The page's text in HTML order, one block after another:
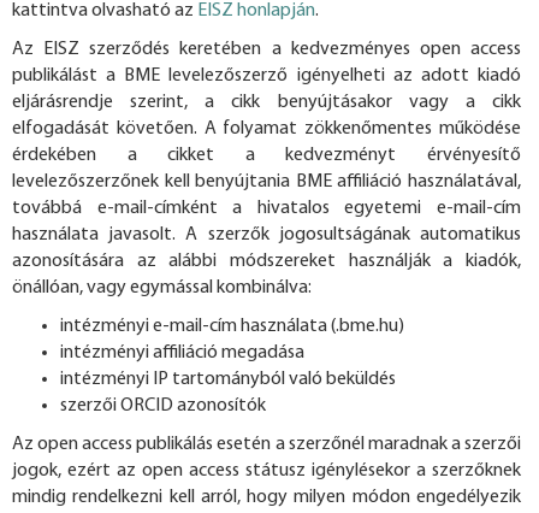
kattintva olvasható az EISZ honlapján.
Az EISZ szerződés keretében a kedvezményes open access
publikálást a BME levelezőszerző igényelheti az adott kiadó
eljárásrendje szerint, a cikk benyújtásakor vagy a cikk
elfogadását követően. A folyamat zökkenőmentes működése
érdekében a cikket a kedvezményt érvényesítő
levelezőszerzőnek kell benyújtania BME affiliáció használatával,
továbbá e-mail-címként a hivatalos egyetemi e-mail-cím
használata javasolt. A szerzők jogosultságának automatikus
azonosítására az alábbi módszereket használják a kiadók,
önállóan, vagy egymással kombinálva:
intézményi e-mail-cím használata (.bme.hu)
intézményi affiliáció megadása
intézményi IP tartományból való beküldés
szerzői ORCID azonosítók
Az open access publikálás esetén a szerzőnél maradnak a szerzői
jogok, ezért az open access státusz igénylésekor a szerzőknek
mindig rendelkezni kell arról, hogy milyen módon engedélyezik